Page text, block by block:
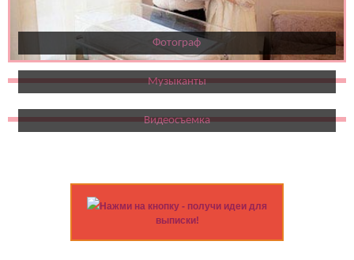
Фотограф
Музыканты
Видеосъемка
Нажми на кнопку - получи идеи для
выписки!